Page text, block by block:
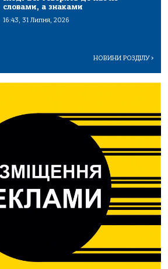
словами, а знаками
16:43, 31 Липня, 2026
НОВИНИ РОЗДІЛУ>